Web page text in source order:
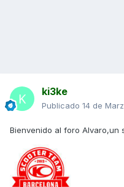
ki3ke
Publicado 14 de
Bienvenido al foro Alvaro,un